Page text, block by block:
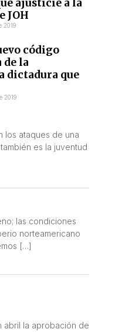
ajusticie a la
JOH
2019
código
de la
dictadura que
2019
los ataques de una
es la juventud
las condiciones
norteamericano
[…]
abril la aprobación de